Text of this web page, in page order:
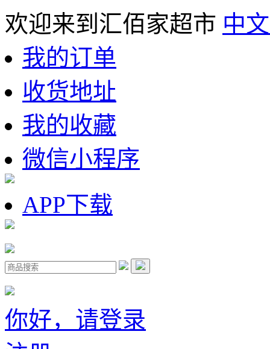
欢迎来到汇佰家超市 中
我的订单
收货地址
我的收藏
微信小程序
APP下载
你好，请登录